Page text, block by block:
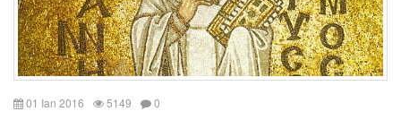
01 Ian 2016 5149 0